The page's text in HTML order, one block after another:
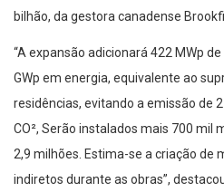
bilhão, da gestora canadense
“A expansão adicionará 422 MWp
GWp em energia, equivalente ao
residências, evitando a emissão de
CO², Serão instalados mais 700 mil
2,9 milhões. Estima-se a criação de
indiretos durante as obras”,